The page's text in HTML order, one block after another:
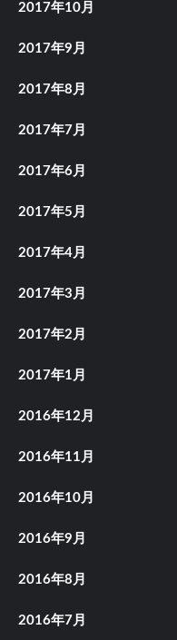
2017年10月
2017年9月
2017年8月
2017年7月
2017年6月
2017年5月
2017年4月
2017年3月
2017年2月
2017年1月
2016年12月
2016年11月
2016年10月
2016年9月
2016年8月
2016年7月